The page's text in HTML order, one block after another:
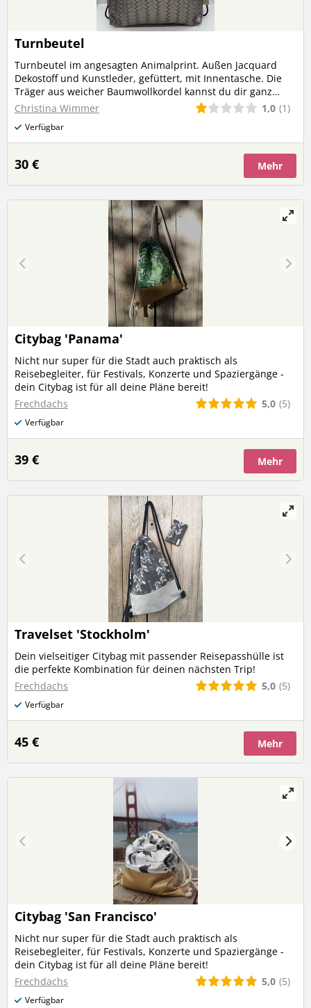
Turnbeutel
Turnbeutel im angesagten Animalprint. Außen Jacquard
Dekostoff und Kunstleder, gefüttert, mit Innentasche. Die
Träger aus weicher Baumwollkordel kannst du dir ganz
einfach selbst kürzen!
Christina Wimmer 1,0 (1)
Verfügbar
30 € Mehr
Citybag 'Panama'
Nicht nur super für die Stadt auch praktisch als
Reisebegleiter, für Festivals, Konzerte und Spaziergänge -
dein Citybag ist für all deine Pläne bereit!
Frechdachs
5,0 (5)
Verfügbar
39 € Mehr
Travelset 'Stockholm'
Dein vielseitiger Citybag mit passender Reisepasshülle ist
die perfekte Kombination für deinen nächsten Trip!
Frechdachs
5,0 (5)
Verfügbar
45 € Mehr
Citybag 'San Francisco'
Nicht nur super für die Stadt auch praktisch als
Reisebegleiter, für Festivals, Konzerte und Spaziergänge -
dein Citybag ist für all deine Pläne bereit!
Frechdachs
5,0 (5)
Verfügbar